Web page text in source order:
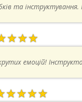
та
емоцій!